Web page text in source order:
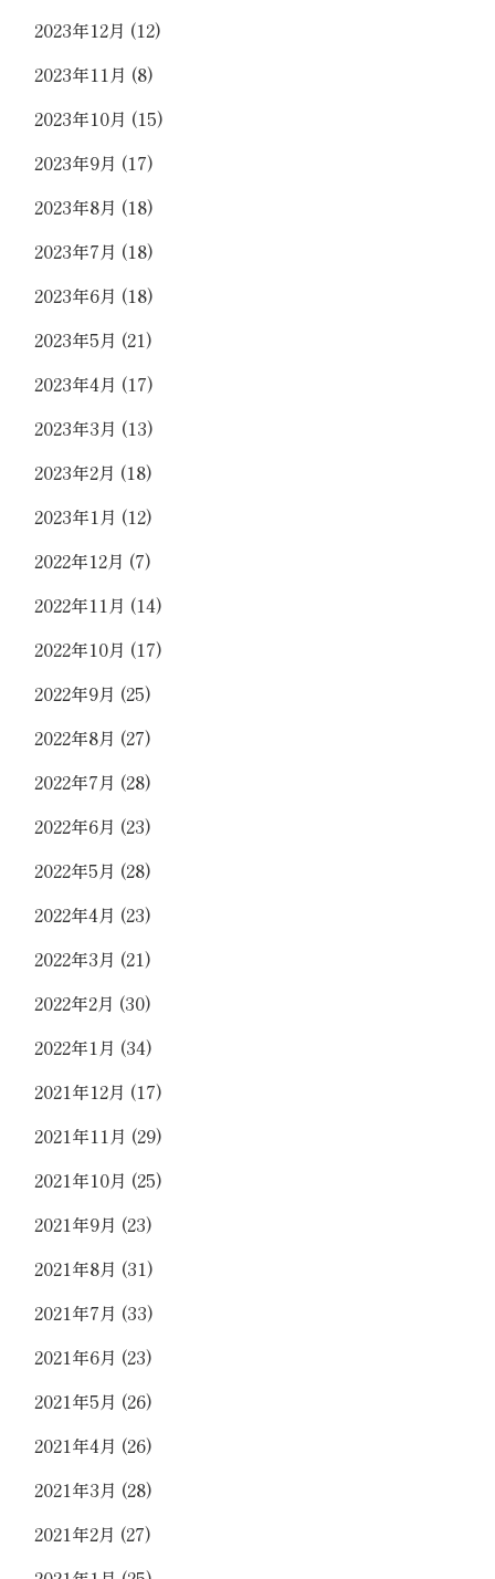
2023年12月 (12)
2023年11月 (8)
2023年10月 (15)
2023年9月 (17)
2023年8月 (18)
2023年7月 (18)
2023年6月 (18)
2023年5月 (21)
2023年4月 (17)
2023年3月 (13)
2023年2月 (18)
2023年1月 (12)
2022年12月 (7)
2022年11月 (14)
2022年10月 (17)
2022年9月 (25)
2022年8月 (27)
2022年7月 (28)
2022年6月 (23)
2022年5月 (28)
2022年4月 (23)
2022年3月 (21)
2022年2月 (30)
2022年1月 (34)
2021年12月 (17)
2021年11月 (29)
2021年10月 (25)
2021年9月 (23)
2021年8月 (31)
2021年7月 (33)
2021年6月 (23)
2021年5月 (26)
2021年4月 (26)
2021年3月 (28)
2021年2月 (27)